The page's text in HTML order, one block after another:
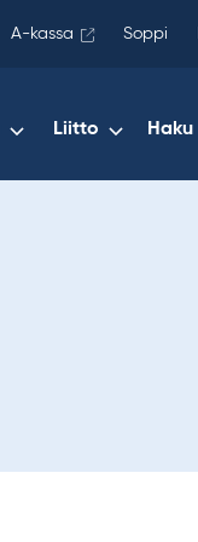
A-kassa Soppi
Liitto Haku